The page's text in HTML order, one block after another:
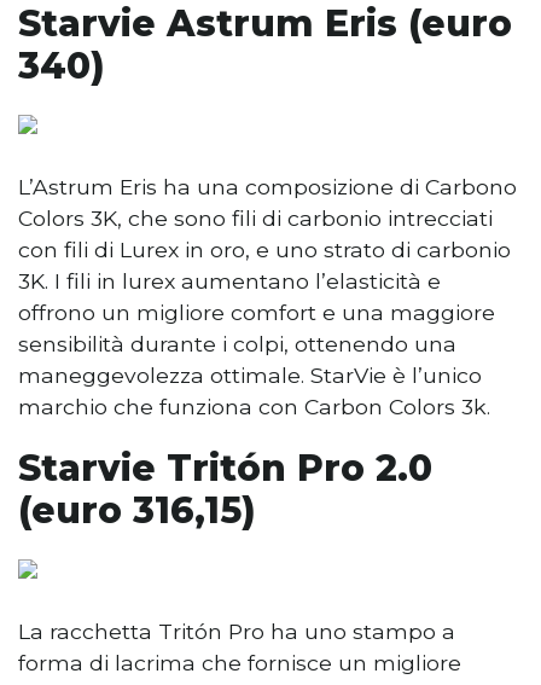
Starvie Astrum Eris (euro
340)
L’Astrum Eris ha una composizione di Carbono
Colors 3K, che sono fili di carbonio intrecciati
con fili di Lurex in oro, e uno strato di carbonio
3K. I fili in lurex aumentano l’elasticità e
offrono un migliore comfort e una maggiore
sensibilità durante i colpi, ottenendo una
maneggevolezza ottimale. StarVie è l’unico
marchio che funziona con Carbon Colors 3k.
Starvie Tritón Pro 2.0
(euro 316,15)
La racchetta Tritón Pro ha uno stampo a
forma di lacrima che fornisce un migliore